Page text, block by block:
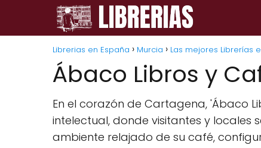
Librerias en España Murcia Las mejores Librerías
Ábaco Libros y
En el corazón de Cartagena, 'Ábaco
intelectual, donde visitantes y
ambiente relajado de su café,